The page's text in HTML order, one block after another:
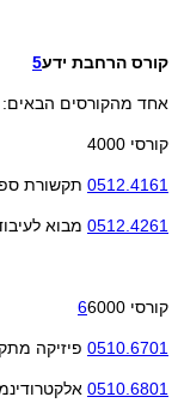
קורס הרחבת ידע5
אחד מהקורסים הבאים:
קורסי 4000
0512.4161 תקשורת
0512.4261 מבוא
קורסי 6000
6
0510.6701 פיזיקה
0510.6801